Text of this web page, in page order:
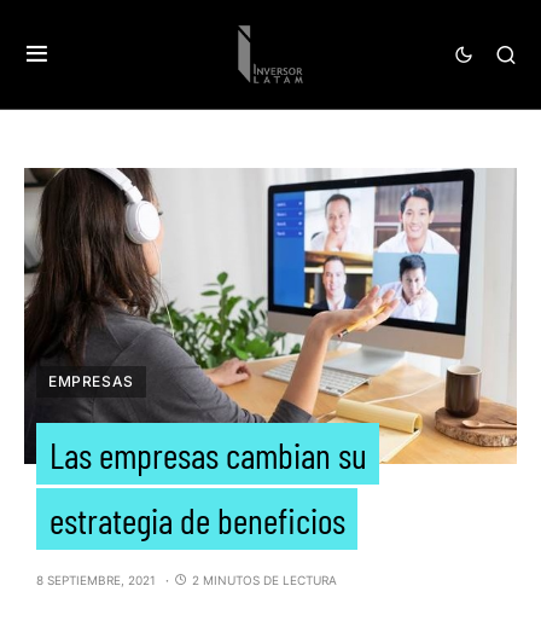
EMPRESAS
Las empresas cambian su
estrategia de beneficios
8 SEPTIEMBRE, 2021 2 MINUTOS DE LECTURA